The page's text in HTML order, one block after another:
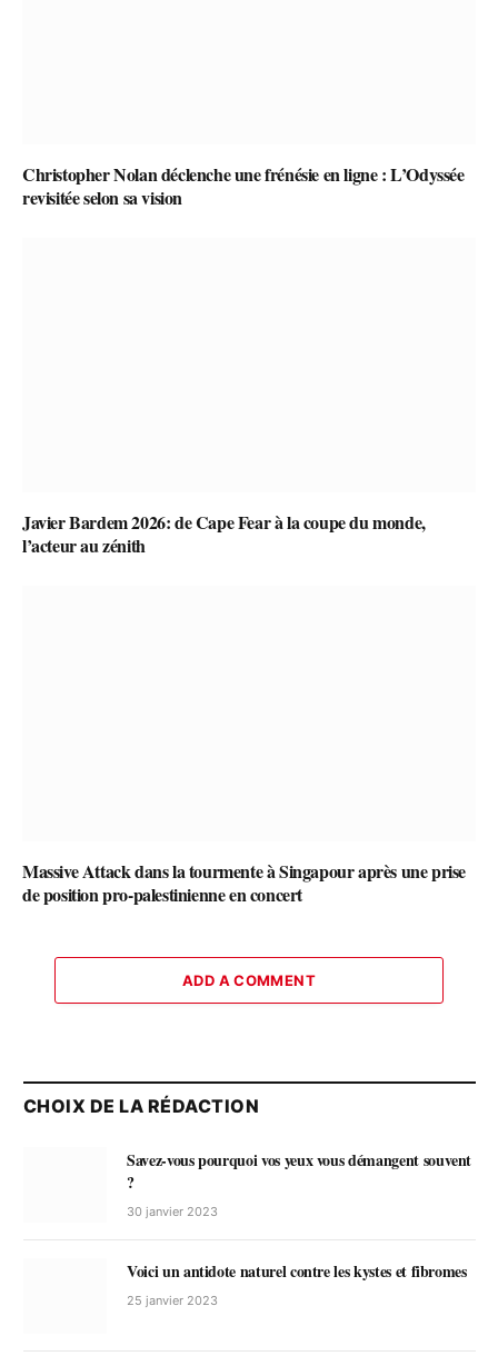
Christopher Nolan déclenche une frénésie en ligne : L’Odyssée
revisitée selon sa vision
Javier Bardem 2026: de Cape Fear à la coupe du monde,
l’acteur au zénith
Massive Attack dans la tourmente à Singapour après une prise
de position pro-palestinienne en concert
ADD A COMMENT
CHOIX DE LA RÉDACTION
Savez-vous pourquoi vos yeux vous démangent souvent
?
30 janvier 2023
Voici un antidote naturel contre les kystes et fibromes
25 janvier 2023